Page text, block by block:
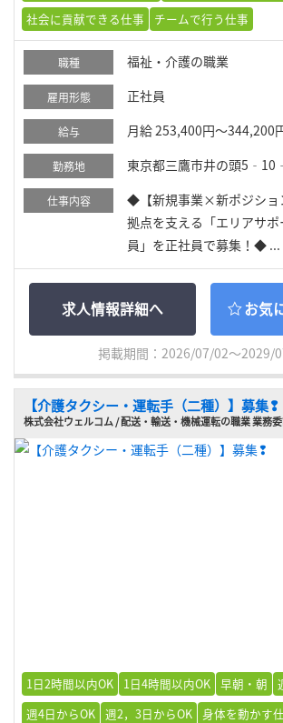
社会に貢献できる仕事
チームで行う仕事
職種 福祉・介護の職業
雇用形態 正社員
給与 月給 253,400円～344,200
勤務地 東京都三鷹市井の頭
仕事内容
◆【新規事業×新ポジショ
拠点を支える「エリアサ
員」を正社員で募集！◆ ...
求人情報詳細へ お気
掲載期間：2026/07/02～2029/
【介護タクシー・運転手（二種）】募集❢
株式会社ウェルコム / 配送・輸送・機械運転の職業 業務
1日2時間以内OK 1日4時間以内OK 早朝・朝
週4日からOK 週2，3日からOK 身体を動かす